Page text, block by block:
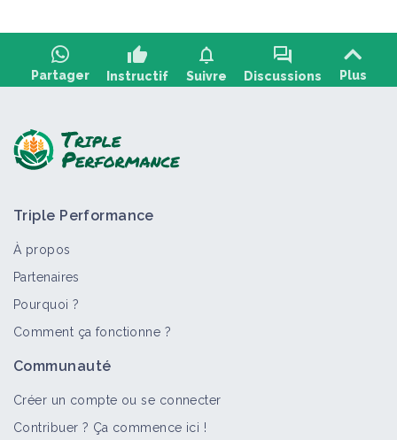
Partager
thumb_up
Instructif
notifications
Suivre
forum
Discussions Plus
Triple Performance
À propos
Partenaires
Pourquoi ?
Comment ça fonctionne ?
Communauté
Créer un compte ou se connecter
Contribuer ? Ça commence ici !